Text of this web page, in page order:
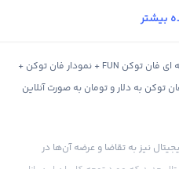
بیشتر
قیمت فان توکن FUNToken + قیمت لحظه ای فان توکن FUN + نمودار فان توکن +
به دلار و تومان به صورت آنلاین
نیز به تقاضا و عرضه آن‌ها در